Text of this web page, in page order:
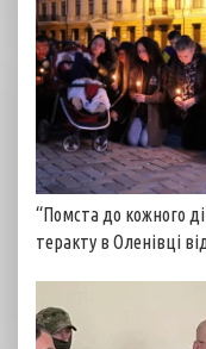
“Помста до кожного
теракту в Оленівці